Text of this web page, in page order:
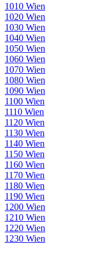
1010 Wien
1020 Wien
1030 Wien
1040 Wien
1050 Wien
1060 Wien
1070 Wien
1080 Wien
1090 Wien
1100 Wien
1110 Wien
1120 Wien
1130 Wien
1140 Wien
1150 Wien
1160 Wien
1170 Wien
1180 Wien
1190 Wien
1200 Wien
1210 Wien
1220 Wien
1230 Wien